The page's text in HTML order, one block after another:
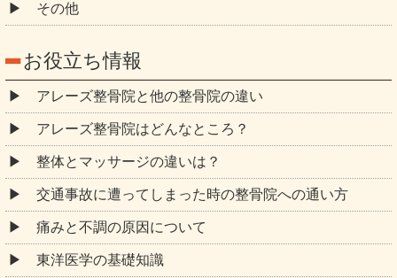
その他
お役立ち情報
アレーズ整骨院と他の整骨院の違い
アレーズ整骨院はどんなところ？
整体とマッサージの違いは？
交通事故に遭ってしまった時の整骨院への通い方
痛みと不調の原因について
東洋医学の基礎知識